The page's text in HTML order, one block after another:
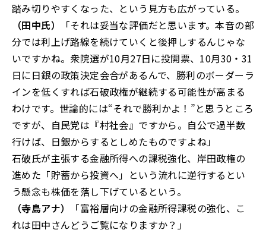
踏み切りやすくなった、という見方も広がっている。
（田中氏）
「それは妥当な評価だと思います。本音の部
分では利上げ路線を続けていくと後押しするんじゃな
いですかね。衆院選が10月27日に投開票、10月30・31
日に日銀の政策決定会合があるんで、勝利のボーダーラ
インを低くすれば石破政権が継続する可能性が高まる
わけです。世論的には“それで勝利かよ！”と思うところ
ですが、自民党は『村社会』ですから。自公で過半数
行けば、日銀からするとしめたものですよね」
石破氏が主張する金融所得への課税強化、岸田政権の
進めた「貯蓄から投資へ」という流れに逆行するとい
う懸念も株価を落し下げているという。
（寺島アナ）
「富裕層向けの金融所得課税の強化、こ
れは田中さんどうご覧になりますか？」